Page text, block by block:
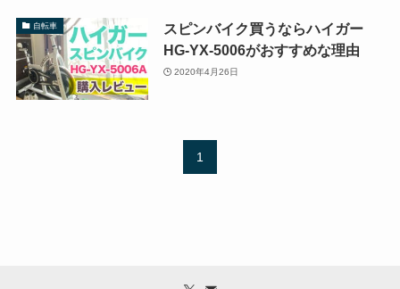
自転車
スピンバイク買うならハイガー
HG-YX-5006がおすすめな理由
2020年4月26日
1